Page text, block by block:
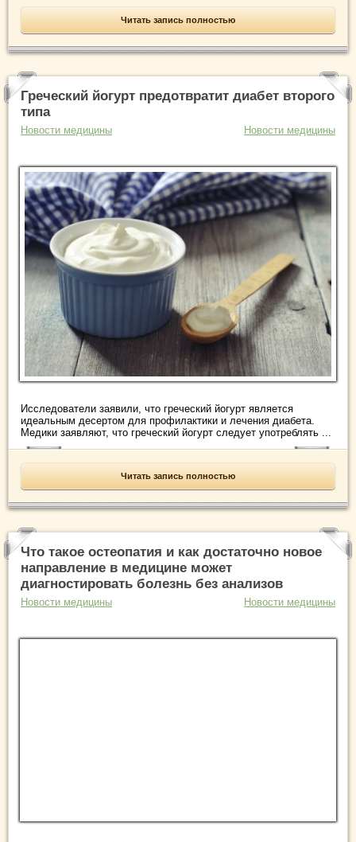
Читать запись полностью
Греческий йогурт предотвратит диабет второго
типа
Новости медицины Новости медицины
Исследователи заявили, что греческий йогурт является
идеальным десертом для профилактики и лечения диабета.
Медики заявляют, что греческий йогурт следует употреблять ...
Читать запись полностью
Что такое остеопатия и как достаточно новое
направление в медицине может
диагностировать болезнь без анализов
Новости медицины Новости медицины